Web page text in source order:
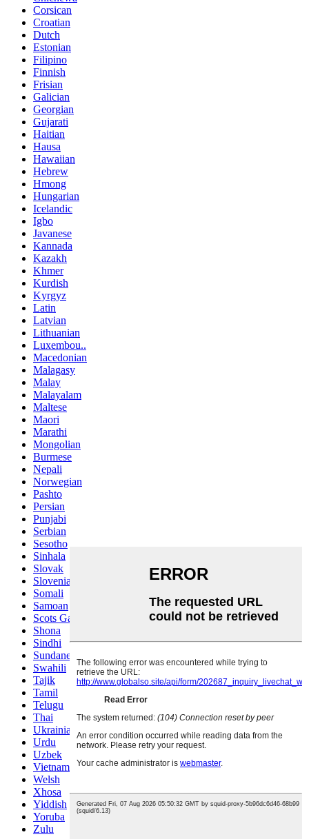
Corsican
Croatian
Dutch
Estonian
Filipino
Finnish
Frisian
Galician
Georgian
Gujarati
Haitian
Hausa
Hawaiian
Hebrew
Hmong
Hungarian
Icelandic
Igbo
Javanese
Kannada
Kazakh
Khmer
Kurdish
Kyrgyz
Latin
Latvian
Lithuanian
Luxembou..
Macedonian
Malagasy
Malay
Malayalam
Maltese
Maori
Marathi
Mongolian
Burmese
Nepali
Norwegian
Pashto
Persian
Punjabi
Serbian
Sesotho
Sinhala
Slovak
Slovenian
Somali
Samoan
Scots Gaelic
Shona
Sindhi
Sundanese
Swahili
Tajik
Tamil
Telugu
Thai
Ukrainian
Urdu
Uzbek
Vietnamese
Welsh
Xhosa
Yiddish
Yoruba
Zulu